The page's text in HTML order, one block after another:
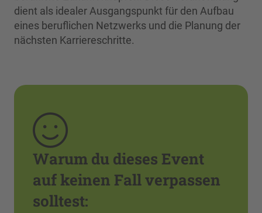
dient als idealer Ausgangspunkt für den Aufbau
eines beruflichen Netzwerks und die Planung der
nächsten Karriereschritte.
Warum du dieses Event
auf keinen Fall verpassen
solltest: